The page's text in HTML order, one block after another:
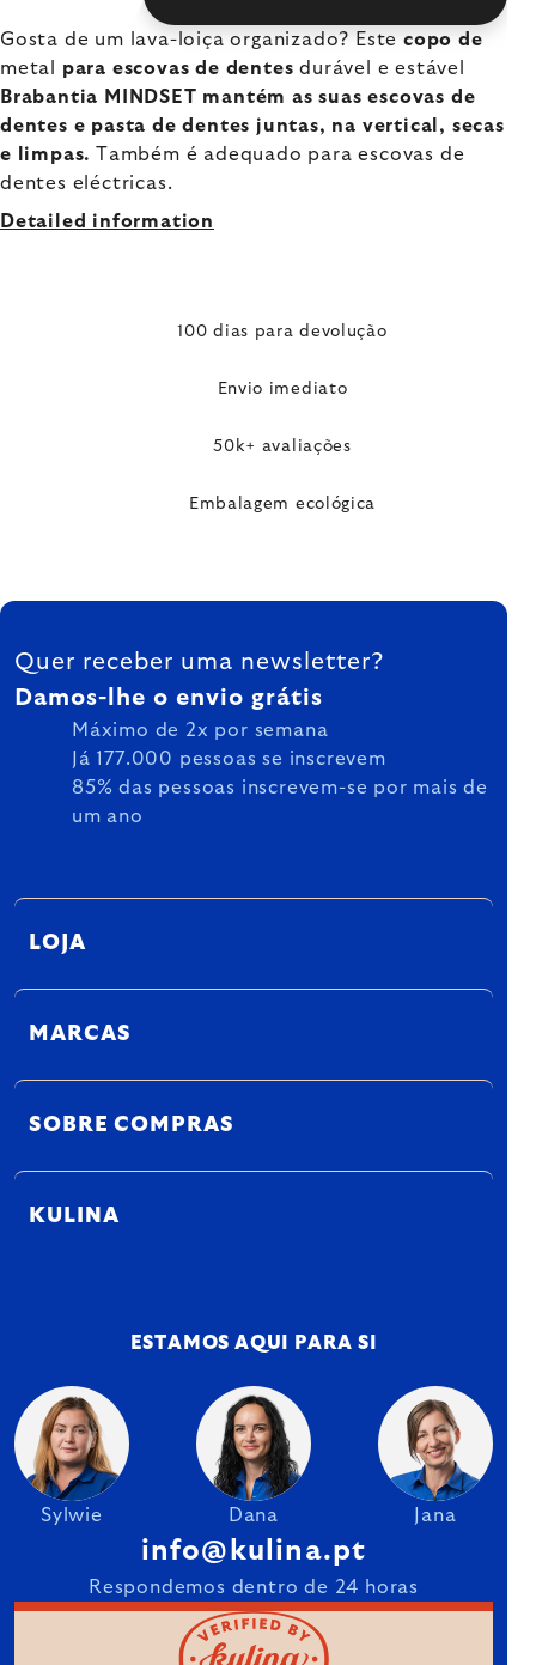
Gosta de um lava-loiça organizado? Este copo de
metal para escovas de dentes durável e estável
Brabantia MINDSET mantém as suas escovas de
dentes e pasta de dentes juntas, na vertical, secas
e limpas. Também é adequado para escovas de
dentes eléctricas.
Detailed information
100 dias para devolução
Envio imediato
50k+ avaliações
Embalagem ecológica
FOOTER
Quer receber uma newsletter?
Damos-lhe o envio grátis
Máximo de 2x por semana
Já 177.000 pessoas se inscrevem
85% das pessoas inscrevem-se por mais de
um ano
LOJA
MARCAS
SOBRE COMPRAS
KULINA
ESTAMOS AQUI PARA SI
Sylwie Dana Jana
info@kulina.pt
Respondemos dentro de 24 horas